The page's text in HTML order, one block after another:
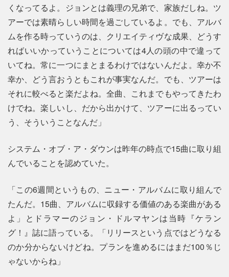
くなってるよ。ジョンとは義理の兄弟で、家族だしね。ツ
アーでは素晴らしい時間を過ごしているよ。でも、アルバ
ムを作る時っていうのは、クリエイティヴな成果、どうす
ればいいかっていうことについては4人の頭の中で違って
いてね。常に一つにまとまるわけではないんだよ。幸か不
幸か、どう言おうともこれが事実なんだ。でも、ツアーは
それに較べると楽だよね。全曲、これまでもやってきたわ
けでね。楽しいし、だから出かけて、ツアーに出るってい
う、そういうことなんだ」
システム・オブ・ア・ダウンは昨年の時点で15曲に取り組
んでいることを認めていた。
「この6週間というもの、ニュー・アルバムに取り組んで
たんだ。15曲、アルバムに収録する価値のある楽曲がある
よ」とドラマーのジョン・ドルマヤンは当時『ケラン
グ！』誌に語っている。「リリースという点ではどうなる
のか分からないけどね。プランを進めるにはまだ100％じ
ゃないからね」